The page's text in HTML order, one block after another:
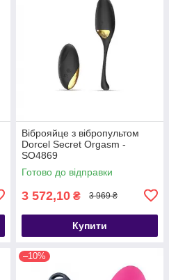
Віброяйце з вібропультом
Dorcel Secret Orgasm -
SO4869
Готово до відправки
3 572,10 ₴ 3 969 ₴
Купити
–10%